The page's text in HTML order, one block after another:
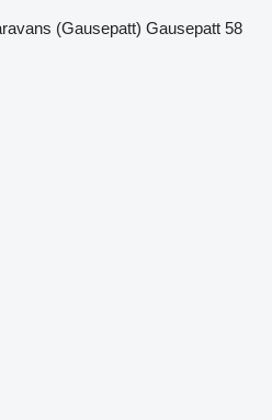
(Gausepatt) Gausepatt 58